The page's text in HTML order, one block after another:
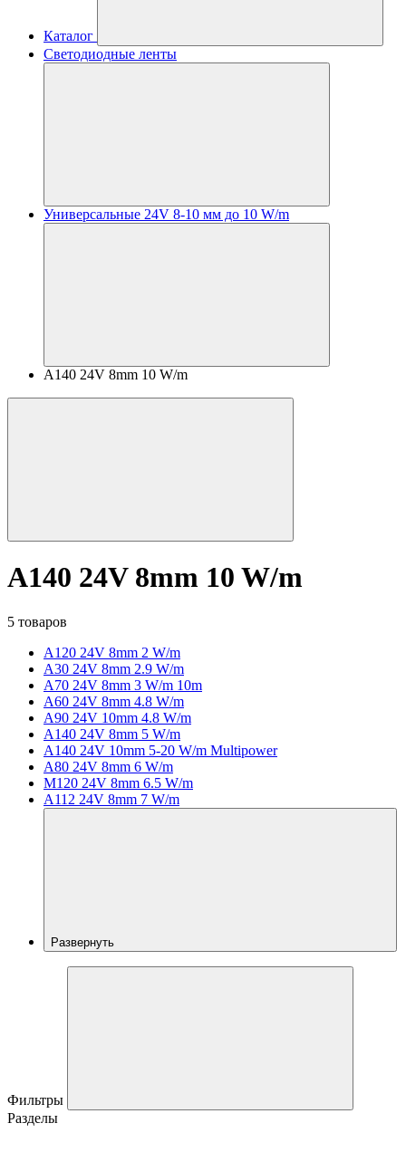
Каталог
Светодиодные ленты
Универсальные 24V 8-10 мм до 10 W/m
A140 24V 8mm 10 W/m
A140 24V 8mm 10 W/m
5 товаров
A120 24V 8mm 2 W/m
A30 24V 8mm 2.9 W/m
A70 24V 8mm 3 W/m 10m
A60 24V 8mm 4.8 W/m
A90 24V 10mm 4.8 W/m
A140 24V 8mm 5 W/m
A140 24V 10mm 5-20 W/m Multipower
A80 24V 8mm 6 W/m
M120 24V 8mm 6.5 W/m
A112 24V 8mm 7 W/m
Развернуть
Фильтры
Разделы